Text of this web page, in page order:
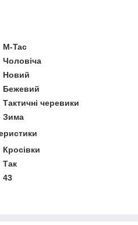
M-Tac
Чоловіча
Новий
Бежевий
Тактичні черевики
Зима
Кросівки
Так
43